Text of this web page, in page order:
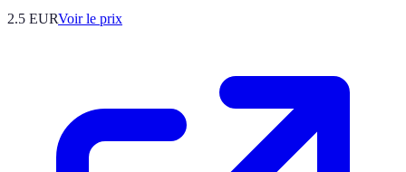
2.5 EURVoir le prix